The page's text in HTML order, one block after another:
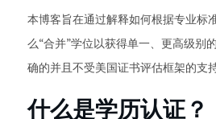
本博客旨在通过解释如何根据专业标
么“合并”学位以获得单一、更高级别
确的并且不受美国证书评估框架的支
什么是学历认证？